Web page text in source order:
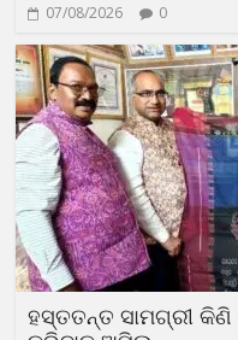
07/08/2026 0
ହସ୍ତତନ୍ତ ସାମଗ୍ରୀ